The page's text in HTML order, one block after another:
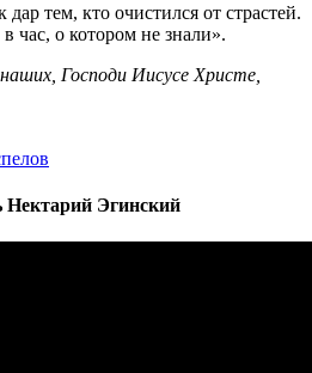
дар тем, кто очистился от страстей.
час, о котором не знали».
Господи Иисусе Христе,
Нектарий Эгинский